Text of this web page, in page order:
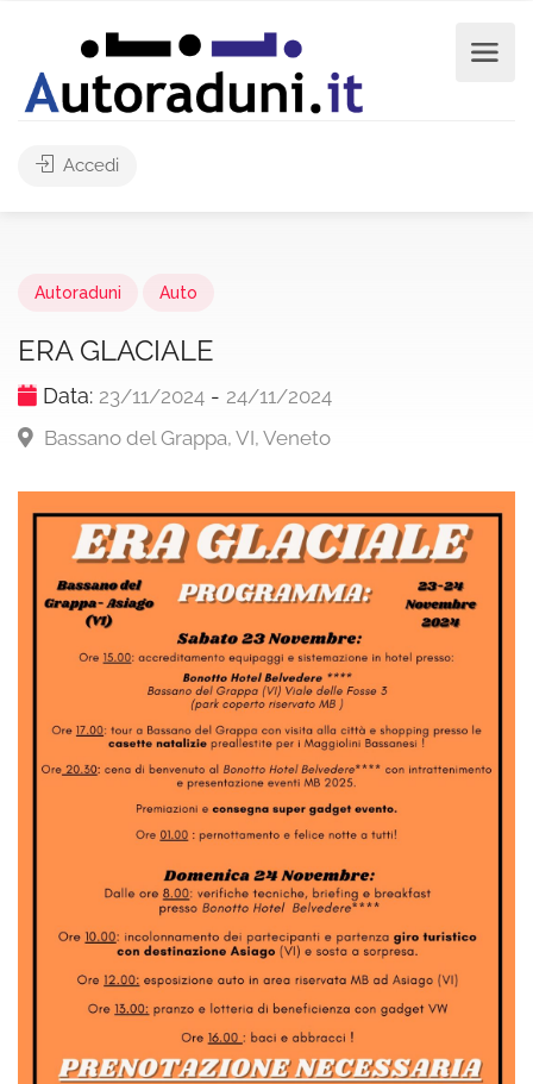
Accedi
Autoraduni Auto
ERA GLACIALE
Data: 23/11/2024 - 24/11/2024
Bassano del Grappa, VI, Veneto